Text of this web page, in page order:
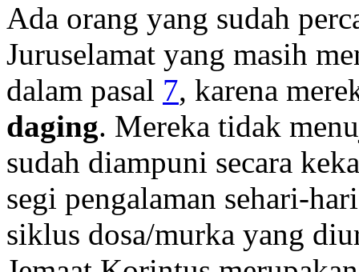
Ada orang yang sudah
Juruselamat yang masih
dalam pasal 7, karena
daging. Mereka tidak
sudah diampuni secara
segi pengalaman sehari-
siklus dosa/murka yang